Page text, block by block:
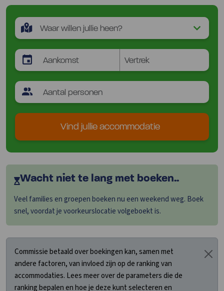
Vind jullie accommodatie
Wacht niet te lang met boeken..
Veel families en groepen boeken nu een weekend weg. Boek
snel, voordat je voorkeurslocatie volgeboekt is.
Commissie betaald over boekingen kan, samen met
andere factoren, van invloed zijn op de ranking van
accommodaties. Lees meer over de parameters die de
ranking bepalen en hoe je deze kunt selecteren en